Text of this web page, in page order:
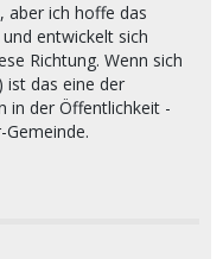
aber ich hoffe das
entwickelt sich
Richtung. Wenn sich
ist das eine der
in der Öffentlichkeit -